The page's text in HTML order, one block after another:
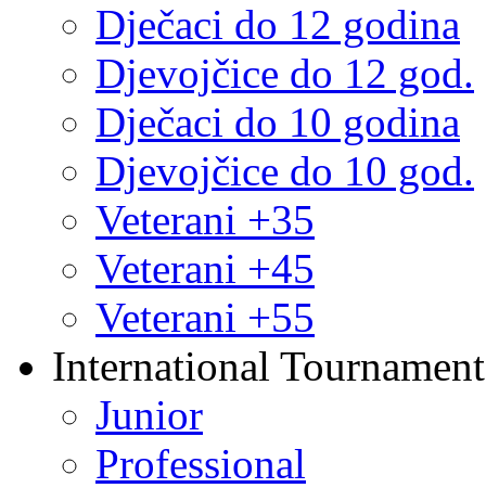
Dječaci do 12 godina
Djevojčice do 12 god.
Dječaci do 10 godina
Djevojčice do 10 god.
Veterani +35
Veterani +45
Veterani +55
International
Junior
Professional